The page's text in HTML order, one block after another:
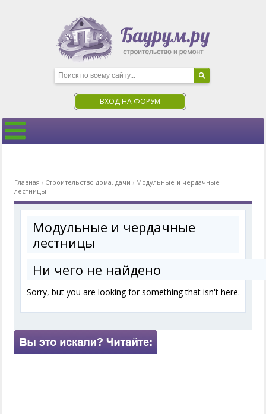
ВХОД НА ФОРУМ
Главная › Строительство дома, дачи › Модульные и чердачные
лестницы
Модульные и чердачные
лестницы
Ни чего не найдено
Sorry, but you are looking for something that isn't here.